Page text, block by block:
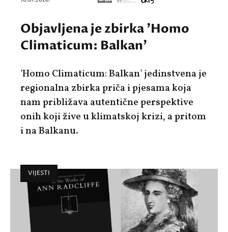
Objavljena je zbirka 'Homo
Climaticum: Balkan'
'Homo Climaticum: Balkan' jedinstvena je
regionalna zbirka priča i pjesama koja
nam približava autentične perspektive
onih koji žive u klimatskoj krizi, a pritom
i na Balkanu.
VIJESTI